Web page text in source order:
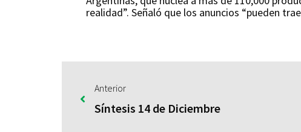
realidad”. Señaló que los anuncios “pueden
Anterior
Síntesis 14 de Diciembre